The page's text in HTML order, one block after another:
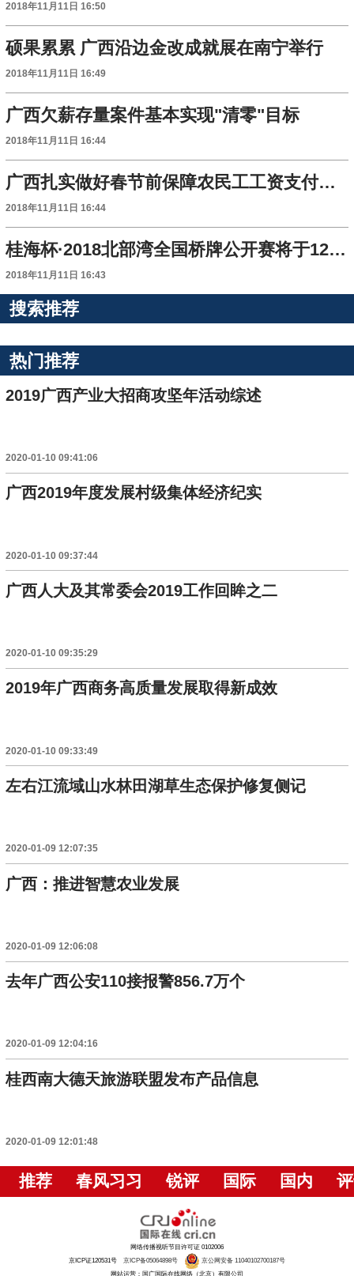
2018年11月11日 16:50
硕果累累 广西沿边金改成就展在南宁举行
2018年11月11日 16:49
广西欠薪存量案件基本实现"清零"目标
2018年11月11日 16:44
广西扎实做好春节前保障农民工工资支付工作
2018年11月11日 16:44
桂海杯·2018北部湾全国桥牌公开赛将于12月6日举行
2018年11月11日 16:43
搜索推荐
热门推荐
2019广西产业大招商攻坚年活动综述
2020-01-10 09:41:06
广西2019年度发展村级集体经济纪实
2020-01-10 09:37:44
广西人大及其常委会2019工作回眸之二
2020-01-10 09:35:29
2019年广西商务高质量发展取得新成效
2020-01-10 09:33:49
左右江流域山水林田湖草生态保护修复侧记
2020-01-09 12:07:35
广西：推进智慧农业发展
2020-01-09 12:06:08
去年广西公安110接报警856.7万个
2020-01-09 12:04:16
桂西南大德天旅游联盟发布产品信息
2020-01-09 12:01:48
推荐 春风习习 锐评 国际 国内
网络传播视听节目许可证 0102006
京ICP证120531号 京ICP备05064898号
京公网安备 11040102700187号
网站运营：国广国际在线网络（北京）有限公司